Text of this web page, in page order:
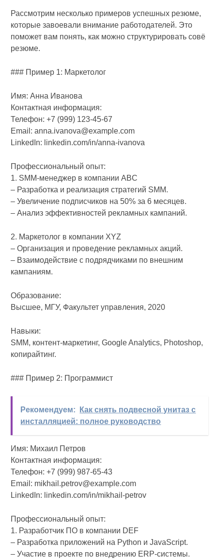
Рассмотрим несколько примеров успешных резюме,
которые завоевали внимание работодателей. Это
поможет вам понять, как можно структурировать совё
резюме.
### Пример 1: Маркетолог
Имя: Анна Иванова
Контактная информация:
Телефон: +7 (999) 123-45-67
Email: anna.ivanova@example.com
LinkedIn: linkedin.com/in/anna-ivanova
Профессиональный опыт:
1. SMM-менеджер в компании ABC
– Разработка и реализация стратегий SMM.
– Увеличение подписчиков на 50% за 6 месяцев.
– Анализ эффективностей рекламных кампаний.
2. Маркетолог в компании XYZ
– Организация и проведение рекламных акций.
– Взаимодействие с подрядчиками по внешним
кампаниям.
Образование:
Высшее, МГУ, Факультет управления, 2020
Навыки:
SMM, контент-маркетинг, Google Analytics, Photoshop,
копирайтинг.
### Пример 2: Программист
Рекомендуем:
Как снять подвесной унитаз с
инсталляцией: полное руководство
Имя: Михаил Петров
Контактная информация:
Телефон: +7 (999) 987-65-43
Email: mikhail.petrov@example.com
LinkedIn: linkedin.com/in/mikhail-petrov
Профессиональный опыт:
1. Разработчик ПО в компании DEF
– Разработка приложений на Python и JavaScript.
– Участие в проекте по внедрению ERP-системы.